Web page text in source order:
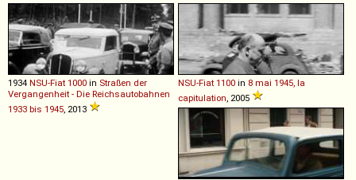
1934 NSU-Fiat 1000 in Straßen der
Vergangenheit - Die Reichsautobahnen
1933 bis 1945 , 2013
NSU-Fiat 1100 in 8 mai 1945, la
capitulation , 2005